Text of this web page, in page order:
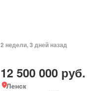
2 недели, 3 дней назад
12 500 000 руб.
Ленск